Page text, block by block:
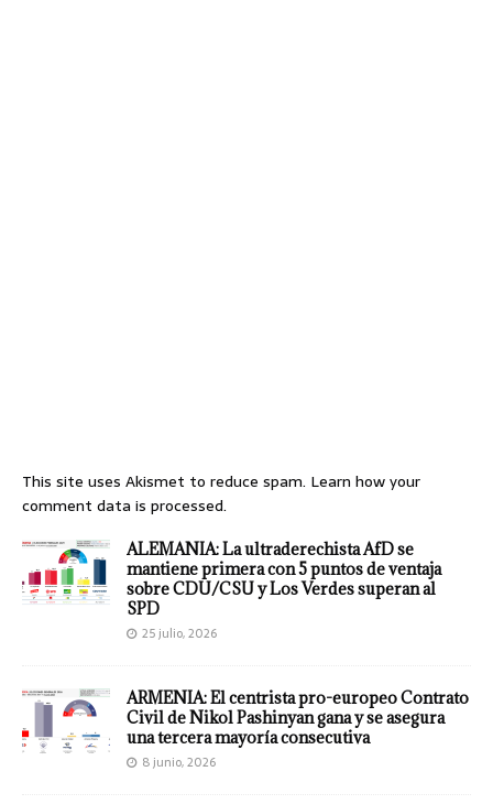
This site uses Akismet to reduce spam. Learn how your
comment data is processed.
ALEMANIA: La ultraderechista AfD se
mantiene primera con 5 puntos de ventaja
sobre CDU/CSU y Los Verdes superan al
SPD
25 julio, 2026
ARMENIA: El centrista pro-europeo Contrato
Civil de Nikol Pashinyan gana y se asegura
una tercera mayoría consecutiva
8 junio, 2026